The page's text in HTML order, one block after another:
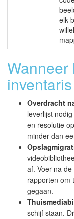
elk
Wanneer
Overdracht
leverlijst
en resolutie
minder dan
af. Voer na
rapporten om
gegaan.
schijf staan.